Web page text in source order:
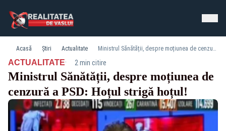
Acasă Știri Actualitate Ministrul Sănătății, despre moțiunea de cenzură a PSD: Hoțul strigă hoțul!
ACTUALITATE· 2 min citire
Ministrul Sănătății, despre moțiunea de
cenzură a PSD: Hoțul strigă hoțul!